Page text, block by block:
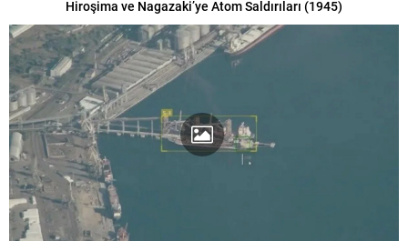
Hiroşima ve Nagazaki’ye Atom Saldırıları (1945)